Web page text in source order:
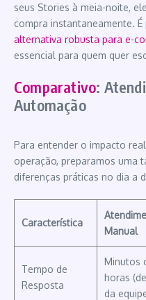
seus Stories à meia-noite,
compra instantaneamente.
alternativa robusta para e-
essencial para quem quer
Comparativo:
Automação
Para entender o impacto
operação, preparamos uma
diferenças práticas no dia a
Característica
Manual
Tempo de
Resposta
Minutos
horas
da